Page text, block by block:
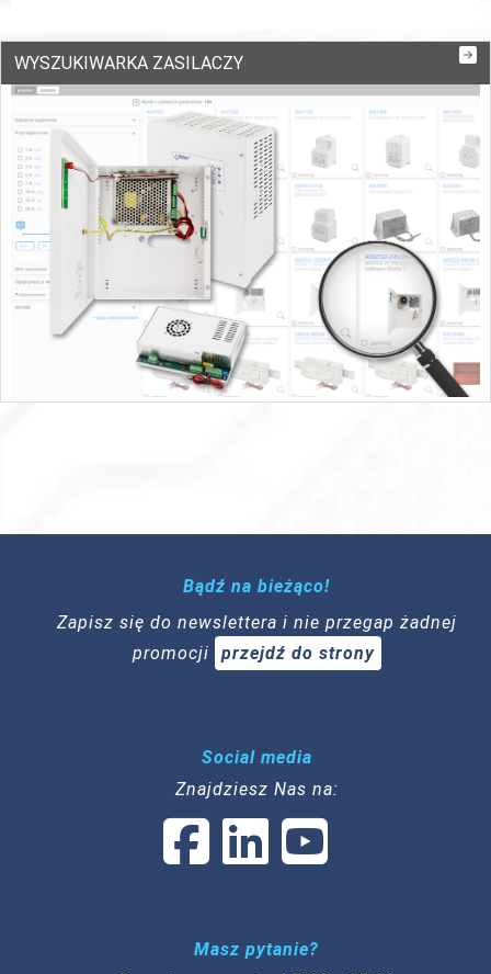
WYSZUKIWARKA ZASILACZY
Bądź na bieżąco!
Zapisz się do newslettera i nie przegap żadnej
promocji
przejdź do strony
Social media
Znajdziesz Nas na:
Masz pytanie?